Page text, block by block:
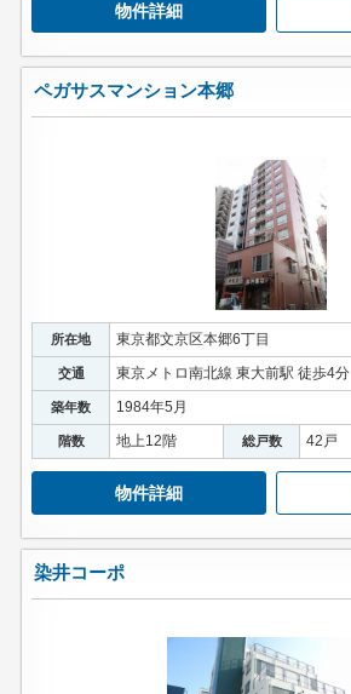
物件詳細
ペガサスマンション本郷
所在地 東京都文京区本郷6丁目
交通 東京メトロ南北線 東大前駅 徒歩4分
築年数 1984年5月
階数 地上12階 総戸数 42戸
物件詳細
染井コーポ